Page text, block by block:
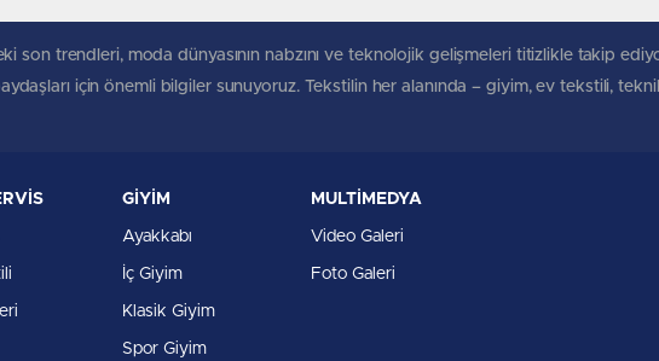
son trendleri, moda dünyasının nabzını ve teknolojik gelişmeleri titizlikle takip
için önemli bilgiler sunuyoruz. Tekstilin her alanında – giyim, ev tekstili,
GİYİM
Ayakkabı
İç Giyim
Klasik Giyim
Spor Giyim
MULTİMEDYA
Video Galeri
Foto Galeri